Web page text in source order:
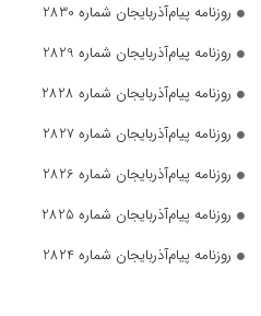
روزنامه پیام‌آذربایجان شماره 2830
روزنامه پیام‌آذربایجان شماره 2829
روزنامه پیام‌آذربایجان شماره 2828
روزنامه پیام‌آذربایجان شماره 2827
روزنامه پیام‌آذربایجان شماره 2826
روزنامه پیام‌آذربایجان شماره 2825
روزنامه پیام‌آذربایجان شماره 2824